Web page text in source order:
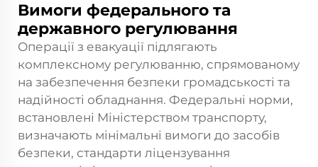
Вимоги федерального та
державного регулювання
Операції з евакуації підлягають
комплексному регулюванню, спрямованому
на забезпечення безпеки громадськості та
надійності обладнання. Федеральні норми,
встановлені Міністерством транспорту,
визначають мінімальні вимоги до засобів
безпеки, стандарти ліцензування